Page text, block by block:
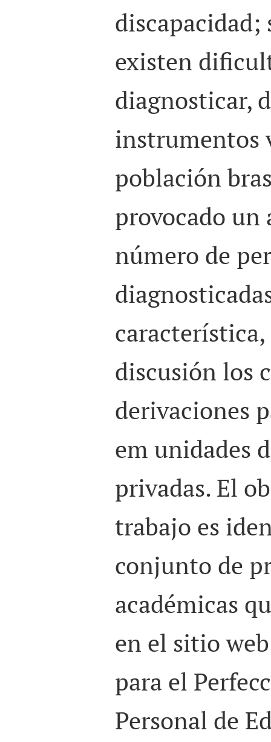
discapacidad;
existen
diagnosticar,
instrumentos
población
provocado un
número de
discusión los
derivaciones
em unidades
privadas. El
trabajo es
conjunto de
académicas
en el sitio
para el
Personal de